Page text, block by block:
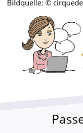
Bildquelle: ©